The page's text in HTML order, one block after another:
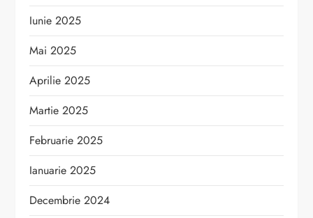
Iunie 2025
Mai 2025
Aprilie 2025
Martie 2025
Februarie 2025
Ianuarie 2025
Decembrie 2024